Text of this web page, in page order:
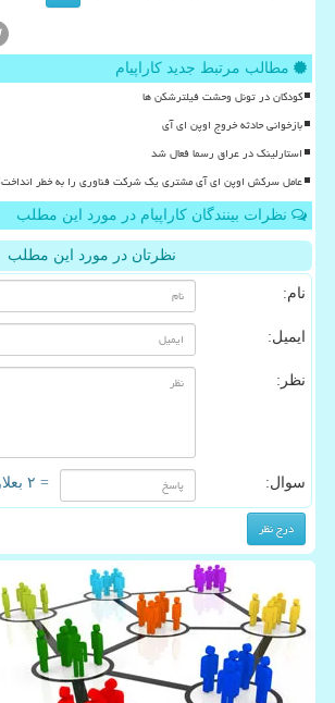
مطالب مرتبط جدید کاراپیام
کودکان در تونل وحشت فیلترشکن ها
بازخوانی حادثه خروج اوپن ای آی
استارلینک در عراق رسما فعال شد
عامل سرکش اوپن ای آی مشتری یک شرکت فناوری را به خطر انداخت
نظرات بینندگان کاراپیام در مورد این مطلب
نظرتان در مورد این مطلب
نام:
ایمیل:
نظر:
سوال: = ۲ بعلاوه ۳